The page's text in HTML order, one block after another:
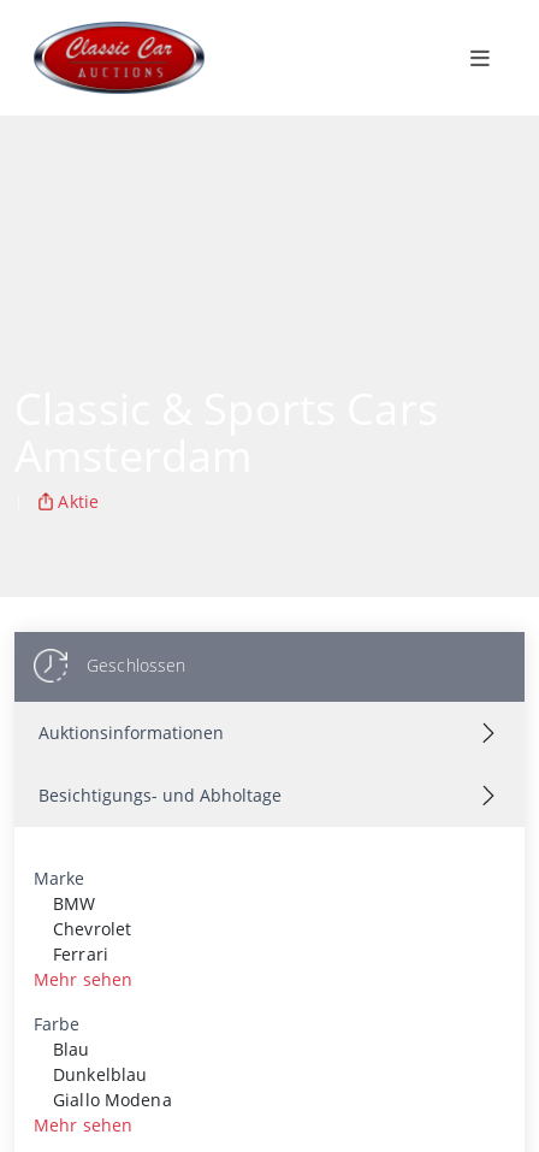
Aktie
Geschlossen
Auktionsinformationen
Besichtigungs- und Abholtage
Marke
BMW
Chevrolet
Ferrari
Mehr sehen
Farbe
Blau
Dunkelblau
Giallo Modena
Mehr sehen